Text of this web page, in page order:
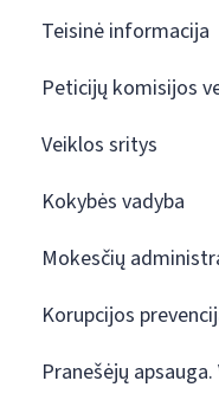
Teisinė informacija
Peticijų komisijos
Veiklos sritys
Kokybės vadyba
Mokesčių
Korupcijos
Pranešėjų